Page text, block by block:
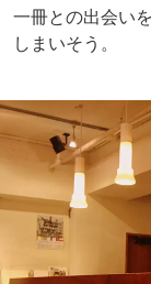
一冊との出会い
しまいそう。